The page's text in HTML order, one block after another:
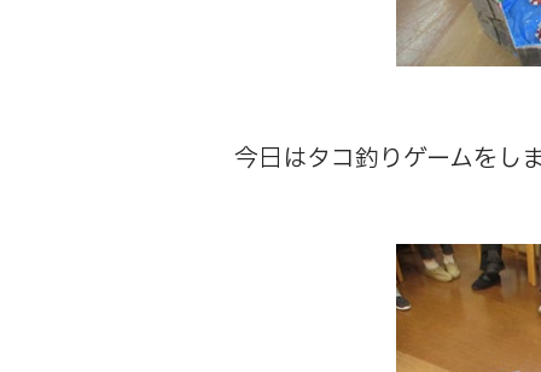
今日はタコ釣りゲームをし